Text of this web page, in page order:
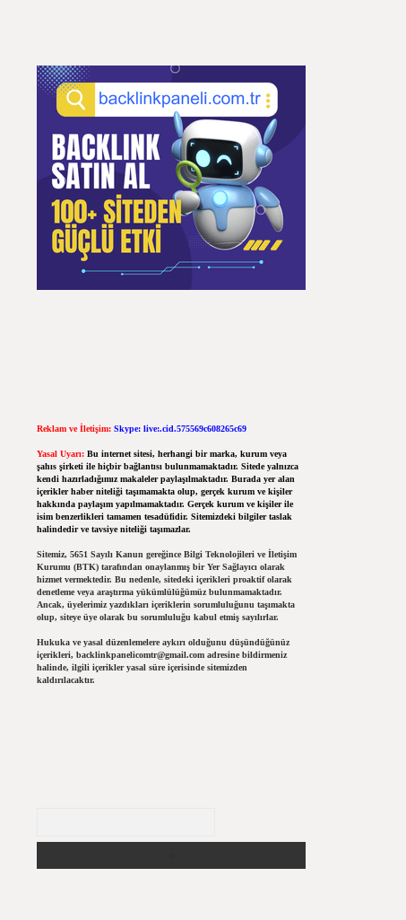
Reklam ve İletişim: Skype: live:.cid.575569c608265c69
Yasal Uyarı: Bu internet sitesi, herhangi bir marka, kurum veya
şahıs şirketi ile hiçbir bağlantısı bulunmamaktadır. Sitede yalnızca
kendi hazırladığımız makaleler paylaşılmaktadır. Burada yer alan
içerikler haber niteliği taşımamakta olup, gerçek kurum ve kişiler
hakkında paylaşım yapılmamaktadır. Gerçek kurum ve kişiler ile
isim benzerlikleri tamamen tesadüfidir. Sitemizdeki bilgiler taslak
halindedir ve tavsiye niteliği taşımazlar.
Sitemiz, 5651 Sayılı Kanun gereğince Bilgi Teknolojileri ve İletişim
Kurumu (BTK) tarafından onaylanmış bir Yer Sağlayıcı olarak
hizmet vermektedir. Bu nedenle, sitedeki içerikleri proaktif olarak
denetleme veya araştırma yükümlülüğümüz bulunmamaktadır.
Ancak, üyelerimiz yazdıkları içeriklerin sorumluluğunu taşımakta
olup, siteye üye olarak bu sorumluluğu kabul etmiş sayılırlar.
Hukuka ve yasal düzenlemelere aykırı olduğunu düşündüğünüz
içerikleri, backlinkpanelicomtr@gmail.comadresine bildirmeniz
halinde, ilgili içerikler yasal süre içerisinde sitemizden
kaldırılacaktır.